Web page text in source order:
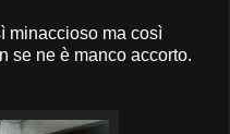
minaccioso ma così
se ne è manco accorto.